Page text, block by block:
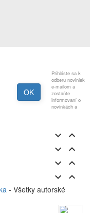
Prihláste sa k
odberu noviniek
e-mailom a
zostaňte
informovaní o
novinkách a
 
 
 
 
- Všetky autorské